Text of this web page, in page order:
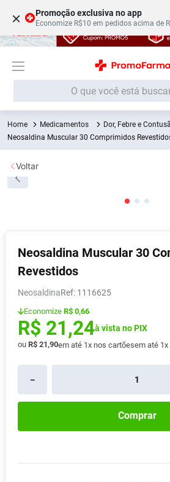
× Promoção exclusiva no app
Economize R$10 em pedidos acima de
O que você está buscando?
Medicamentos Dor, Febre e
Neosaldina Muscular 30 Comprimidos
Neosaldina Muscular 30
Revestidos
Neosaldina : 1116625
Economize R$ 0,66
R$ 21,24à vista no PIX
ou R$ 21 ,90em até 1x nos cartõesem até 1x
－
Comprar
Voltar
Termos mais buscados
1º Fralda
2
5º Fralda G
6º Shampoo
7º Desodorante
8º Vitamina D
9º Absorvente
10 º Lavitan